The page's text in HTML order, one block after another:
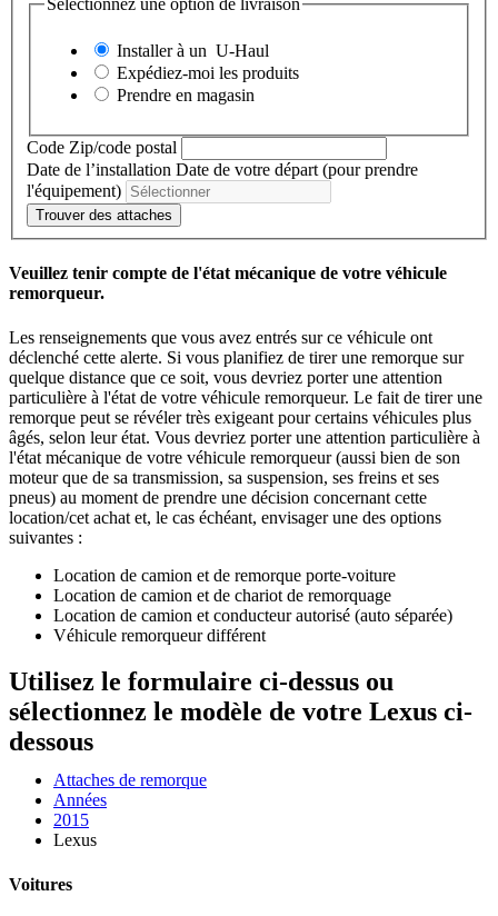
Sélectionnez une option de livraison
Installer à un U-Haul
Expédiez-moi les produits
Prendre en magasin
Code Zip/code postal
Date de l’installation Date de votre départ (pour prendre
l'équipement)
Trouver des attaches
Veuillez tenir compte de l'état mécanique de votre véhicule
remorqueur.
Les renseignements que vous avez entrés sur ce véhicule ont
déclenché cette alerte. Si vous planifiez de tirer une remorque sur
quelque distance que ce soit, vous devriez porter une attention
particulière à l'état de votre véhicule remorqueur. Le fait de tirer une
remorque peut se révéler très exigeant pour certains véhicules plus
âgés, selon leur état. Vous devriez porter une attention particulière à
l'état mécanique de votre véhicule remorqueur (aussi bien de son
moteur que de sa transmission, sa suspension, ses freins et ses
pneus) au moment de prendre une décision concernant cette
location/cet achat et, le cas échéant, envisager une des options
suivantes :
Location de camion et de remorque porte-voiture
Location de camion et de chariot de remorquage
Location de camion et conducteur autorisé (auto séparée)
Véhicule remorqueur différent
Utilisez le formulaire ci-dessus ou
sélectionnez le modèle de votre Lexus ci-
dessous
Attaches de remorque
Années
2015
Lexus
Voitures